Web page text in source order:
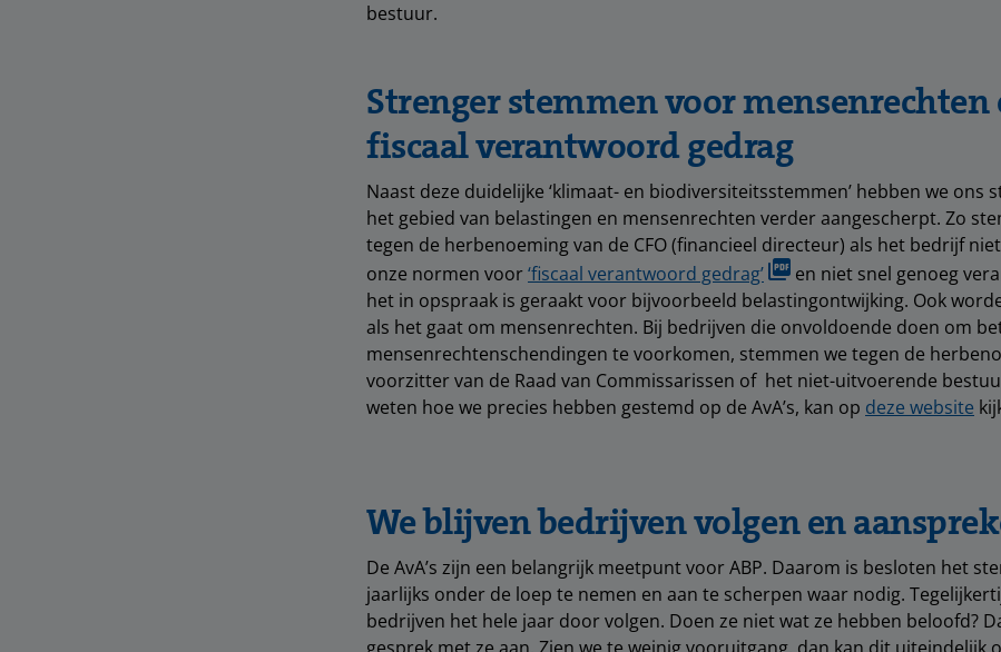
bestuur.
Strenger stemmen voor mensenrechten
fiscaal verantwoord gedrag
Naast deze duidelijke ‘klimaat- en biodiversiteitsstemmen’ hebben we ons
het gebied van belastingen en mensenrechten verder aangescherpt. Zo
tegen de herbenoeming van de CFO (financieel directeur) als het bedrijf
onze normen voor‘fiscaal verantwoord gedrag’
en niet snel genoeg
het in opspraak is geraakt voor bijvoorbeeld belastingontwijking. Ook
als het gaat om mensenrechten. Bij bedrijven die onvoldoende doen om
mensenrechtenschendingen te voorkomen, stemmen we tegen de
voorzitter van de Raad van Commissarissen of het niet-uitvoerende
weten hoe we precies hebben gestemd op de AvA’s, kan op deze website
We blijven bedrijven volgen en
De AvA’s zijn een belangrijk meetpunt voor ABP. Daarom is besloten het
jaarlijks onder de loep te nemen en aan te scherpen waar nodig.
bedrijven het hele jaar door volgen. Doen ze niet wat ze hebben beloofd?